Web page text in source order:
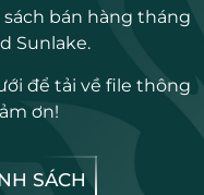
bán hàng tháng
Sunlake.
để tải về file thông
ơn!
SÁCH